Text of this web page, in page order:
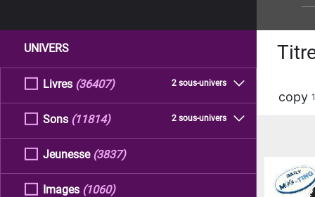
UNIVERS
Livres 2 sous-univers
(36407)
Sons 2 sous-univers
(11814)
Jeunesse (3837)
Images (1060)
copy